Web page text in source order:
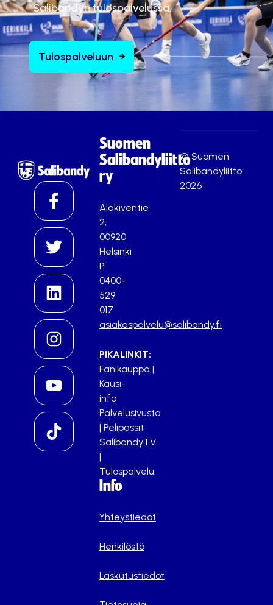
Salibandyn tulospalvelussa.
Tulospalveluun
Suomen
Salibandyliitto
ry
Alakiventie
2,
00920
Helsinki
P.
0400-
529
017
asiakaspalvelu@salibandy.fi
PIKALINKIT:
Fanikauppa |
Kausi-
info
Palvelusivusto
| Pelipassit
SalibandyTV
|
Tulospalvelu
Info
Yhteystiedot
Henkilöstö
Laskutustiedot
© Suomen
Salibandyliitto
2026